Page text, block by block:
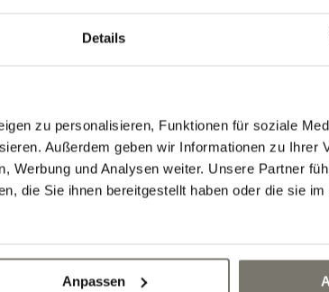
Details
zu personalisieren, Funktionen für soziale
Außerdem geben wir Informationen zu Ihrer
Werbung und Analysen weiter. Unsere Partner
die Sie ihnen bereitgestellt haben oder die sie
Anpassen
Ergebnisse,
und innovative
in den
Software Hotelmit
Software Hotelmit
Marketinglösungen ist
DSGVO-Konformität